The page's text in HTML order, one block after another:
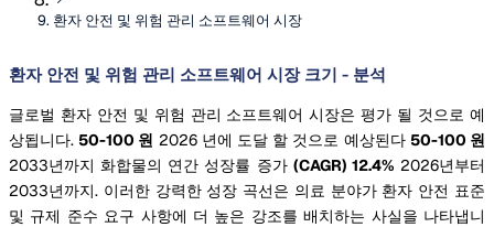
환자 안전 및 위험 관리 소프트웨어 시장
환자 안전 및 위험 관리 소프트웨어 시장 크기 - 분석
글로벌 환자 안전 및 위험 관리 소프트웨어 시장은 평가 될 것으로 예
상됩니다.50-100 원 2026 년에 도달 할 것으로 예상된다 50-100 원
2033년까지 화합물의 연간 성장률 증가 (CAGR) 12.4% 2026년부터
2033년까지. 이러한 강력한 성장 곡선은 의료 분야가 환자 안전 표준
및 규제 준수 요구 사항에 더 높은 강조를 배치하는 사실을 나타냅니